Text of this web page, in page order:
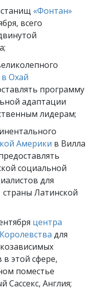
«Фонтан»
всего
Охай
программу
адаптации
лидерам;
Америки в Вилла
социальной
для
Латинской
центра
для
в этой сфере,
поместье
Сассекс, Англия;